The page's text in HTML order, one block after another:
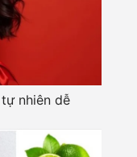
nhiên dễ